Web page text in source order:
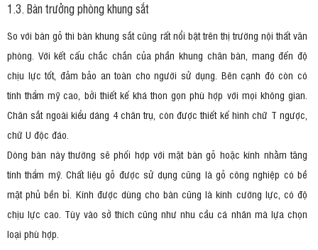
1.3. Bàn trưởng phòng khung sắt
So với bàn gỗ thì bàn khung sắt cũng rất nổi bật trên thị trường nội thất văn
phòng. Với kết cấu chắc chắn của phần khung chân bàn, mang đến độ
chịu lực tốt, đảm bảo an toàn cho người sử dụng. Bên cạnh đó còn có
tính thẩm mỹ cao, bởi thiết kế khá thon gọn phù hợp với mọi không gian.
Chân sắt ngoài kiểu dáng 4 chân trụ, còn được thiết kế hình chữ T ngược,
chữ U độc đáo.
Dòng bàn này thường sẽ phối hợp với mặt bàn gỗ hoặc kính nhằm tăng
tính thẩm mỹ. Chất liệu gỗ được sử dụng cũng là gỗ công nghiệp có bề
mặt phủ bền bỉ. Kính được dùng cho bàn cũng là kính cường lực, có độ
chịu lực cao. Tùy vào sở thích cũng như nhu cầu cá nhân mà lựa chọn
loại phù hợp.